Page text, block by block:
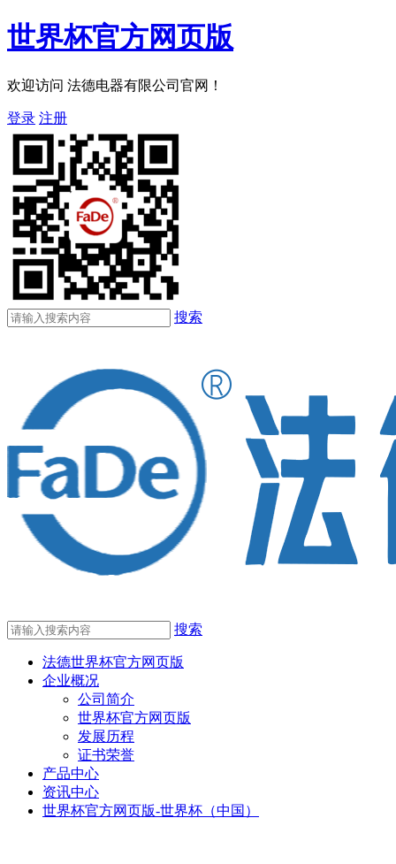
世界杯官方网页版
欢迎访问 法德电器有限公司官网！
登录 注册
搜索
搜索
法德世界杯官方网页版
企业概况
公司简介
世界杯官方网页版
发展历程
证书荣誉
产品中心
资讯中心
世界杯官方网页版-世界杯（中国）